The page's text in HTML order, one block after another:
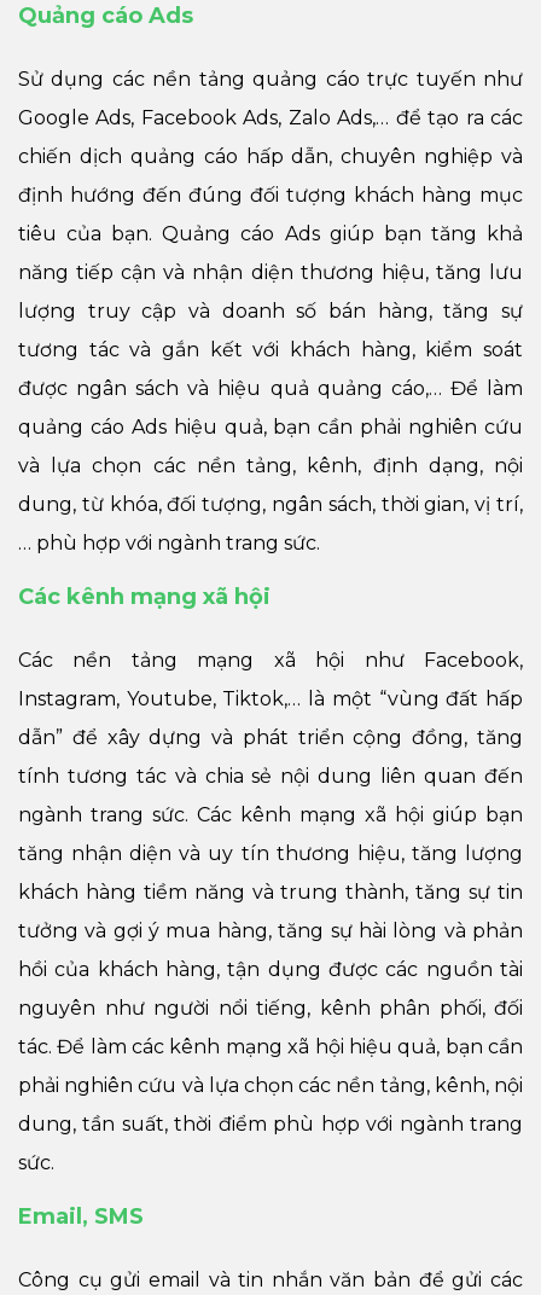
Quảng cáo Ads
Sử dụng các nền tảng quảng cáo trực tuyến như
Google Ads, Facebook Ads, Zalo Ads,… để tạo ra các
chiến dịch quảng cáo hấp dẫn, chuyên nghiệp và
định hướng đến đúng đối tượng khách hàng mục
tiêu của bạn. Quảng cáo Ads giúp bạn tăng khả
năng tiếp cận và nhận diện thương hiệu, tăng lưu
lượng truy cập và doanh số bán hàng, tăng sự
tương tác và gắn kết với khách hàng, kiểm soát
được ngân sách và hiệu quả quảng cáo,… Để làm
quảng cáo Ads hiệu quả, bạn cần phải nghiên cứu
và lựa chọn các nền tảng, kênh, định dạng, nội
dung, từ khóa, đối tượng, ngân sách, thời gian, vị trí,
… phù hợp với ngành trang sức.
Các kênh mạng xã hội
Các nền tảng mạng xã hội như Facebook,
Instagram, Youtube, Tiktok,… là một “vùng đất hấp
dẫn” để xây dựng và phát triển cộng đồng, tăng
tính tương tác và chia sẻ nội dung liên quan đến
ngành trang sức. Các kênh mạng xã hội giúp bạn
tăng nhận diện và uy tín thương hiệu, tăng lượng
khách hàng tiềm năng và trung thành, tăng sự tin
tưởng và gợi ý mua hàng, tăng sự hài lòng và phản
hồi của khách hàng, tận dụng được các nguồn tài
nguyên như người nổi tiếng, kênh phân phối, đối
tác. Để làm các kênh mạng xã hội hiệu quả, bạn cần
phải nghiên cứu và lựa chọn các nền tảng, kênh, nội
dung, tần suất, thời điểm phù hợp với ngành trang
sức.
Email, SMS
Công cụ gửi email và tin nhắn văn bản để gửi các